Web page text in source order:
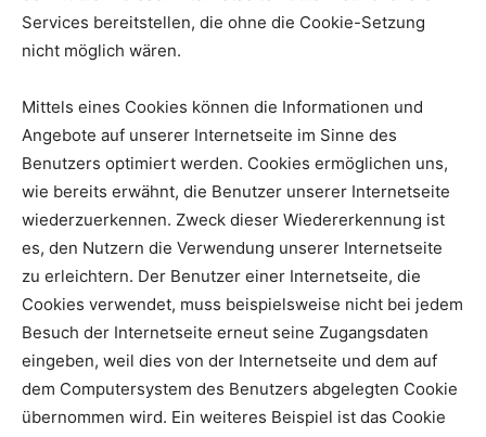
Services bereitstellen, die ohne die Cookie-Setzung
nicht möglich wären.
Mittels eines Cookies können die Informationen und
Angebote auf unserer Internetseite im Sinne des
Benutzers optimiert werden. Cookies ermöglichen uns,
wie bereits erwähnt, die Benutzer unserer Internetseite
wiederzuerkennen. Zweck dieser Wiedererkennung ist
es, den Nutzern die Verwendung unserer Internetseite
zu erleichtern. Der Benutzer einer Internetseite, die
Cookies verwendet, muss beispielsweise nicht bei jedem
Besuch der Internetseite erneut seine Zugangsdaten
eingeben, weil dies von der Internetseite und dem auf
dem Computersystem des Benutzers abgelegten Cookie
übernommen wird. Ein weiteres Beispiel ist das Cookie